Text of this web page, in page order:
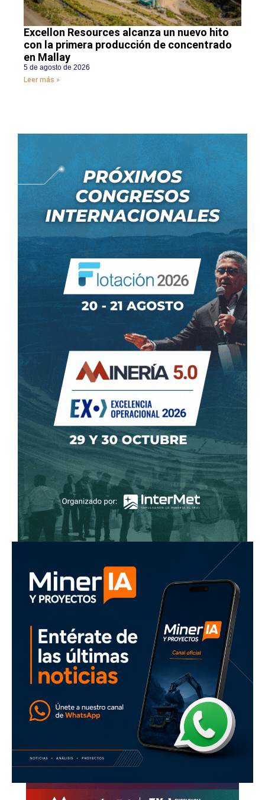
Excellon Resources alcanza un nuevo hito
con la primera producción de concentrado
en Mallay
5 de agosto de 2026
Leer más »